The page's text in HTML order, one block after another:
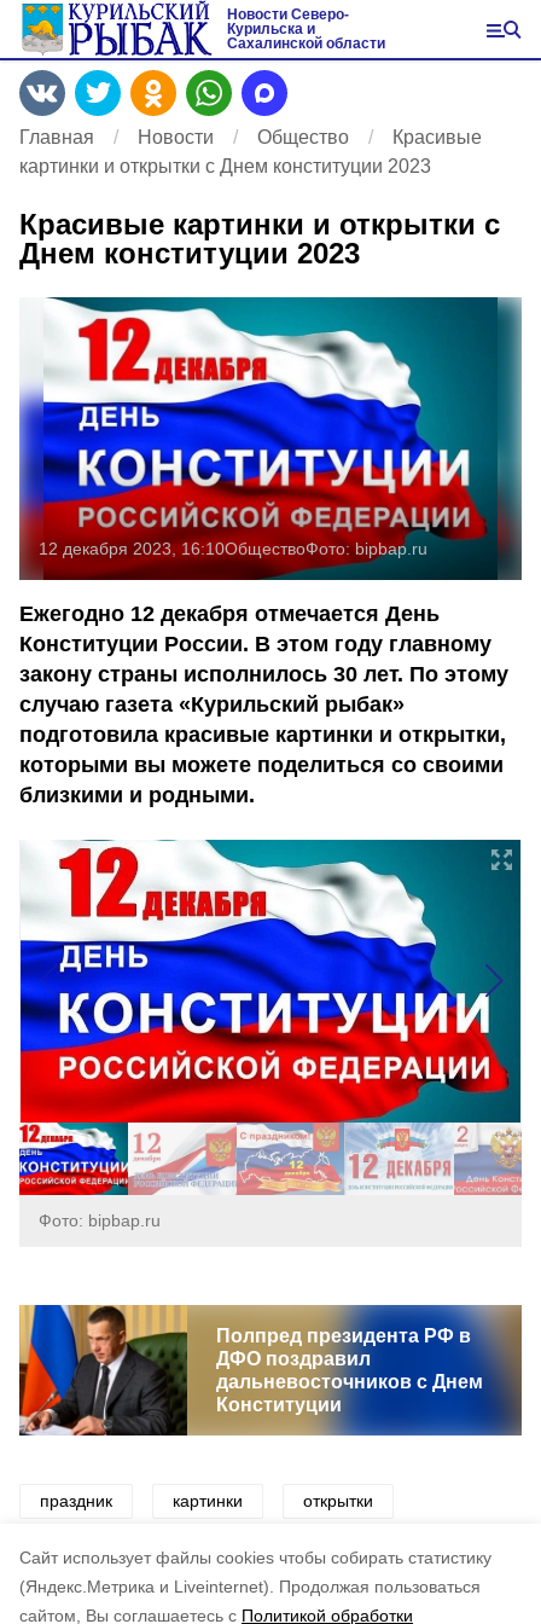
Cайт использует файлы cookies чтобы собирать статистику
(Яндекс.Метрика и Liveinternet).
Продолжая пользоваться
сайтом, Вы соглашаетесь с Политикой обработки
Новости Северо-
Курильска и
Сахалинской области
Главная Новости Общество
Красивые
картинки и открытки с Днем конституции 2023
Красивые картинки и открытки с
Днем конституции 2023
12 декабря 2023, 16:10ОбществоФото:bipbap.ru
Ежегодно 12 декабря отмечается День
Конституции России. В этом году главному
закону страны исполнилось 30 лет. По этому
случаю газета «Курильский рыбак»
подготовила красивые картинки и открытки,
которыми вы можете поделиться со своими
близкими и родными.
Фото: bipbap.ru
Полпред президента РФ в
ДФО поздравил
дальневосточников с Днем
Конституции
праздник картинки открытки
развлечения конституция законы